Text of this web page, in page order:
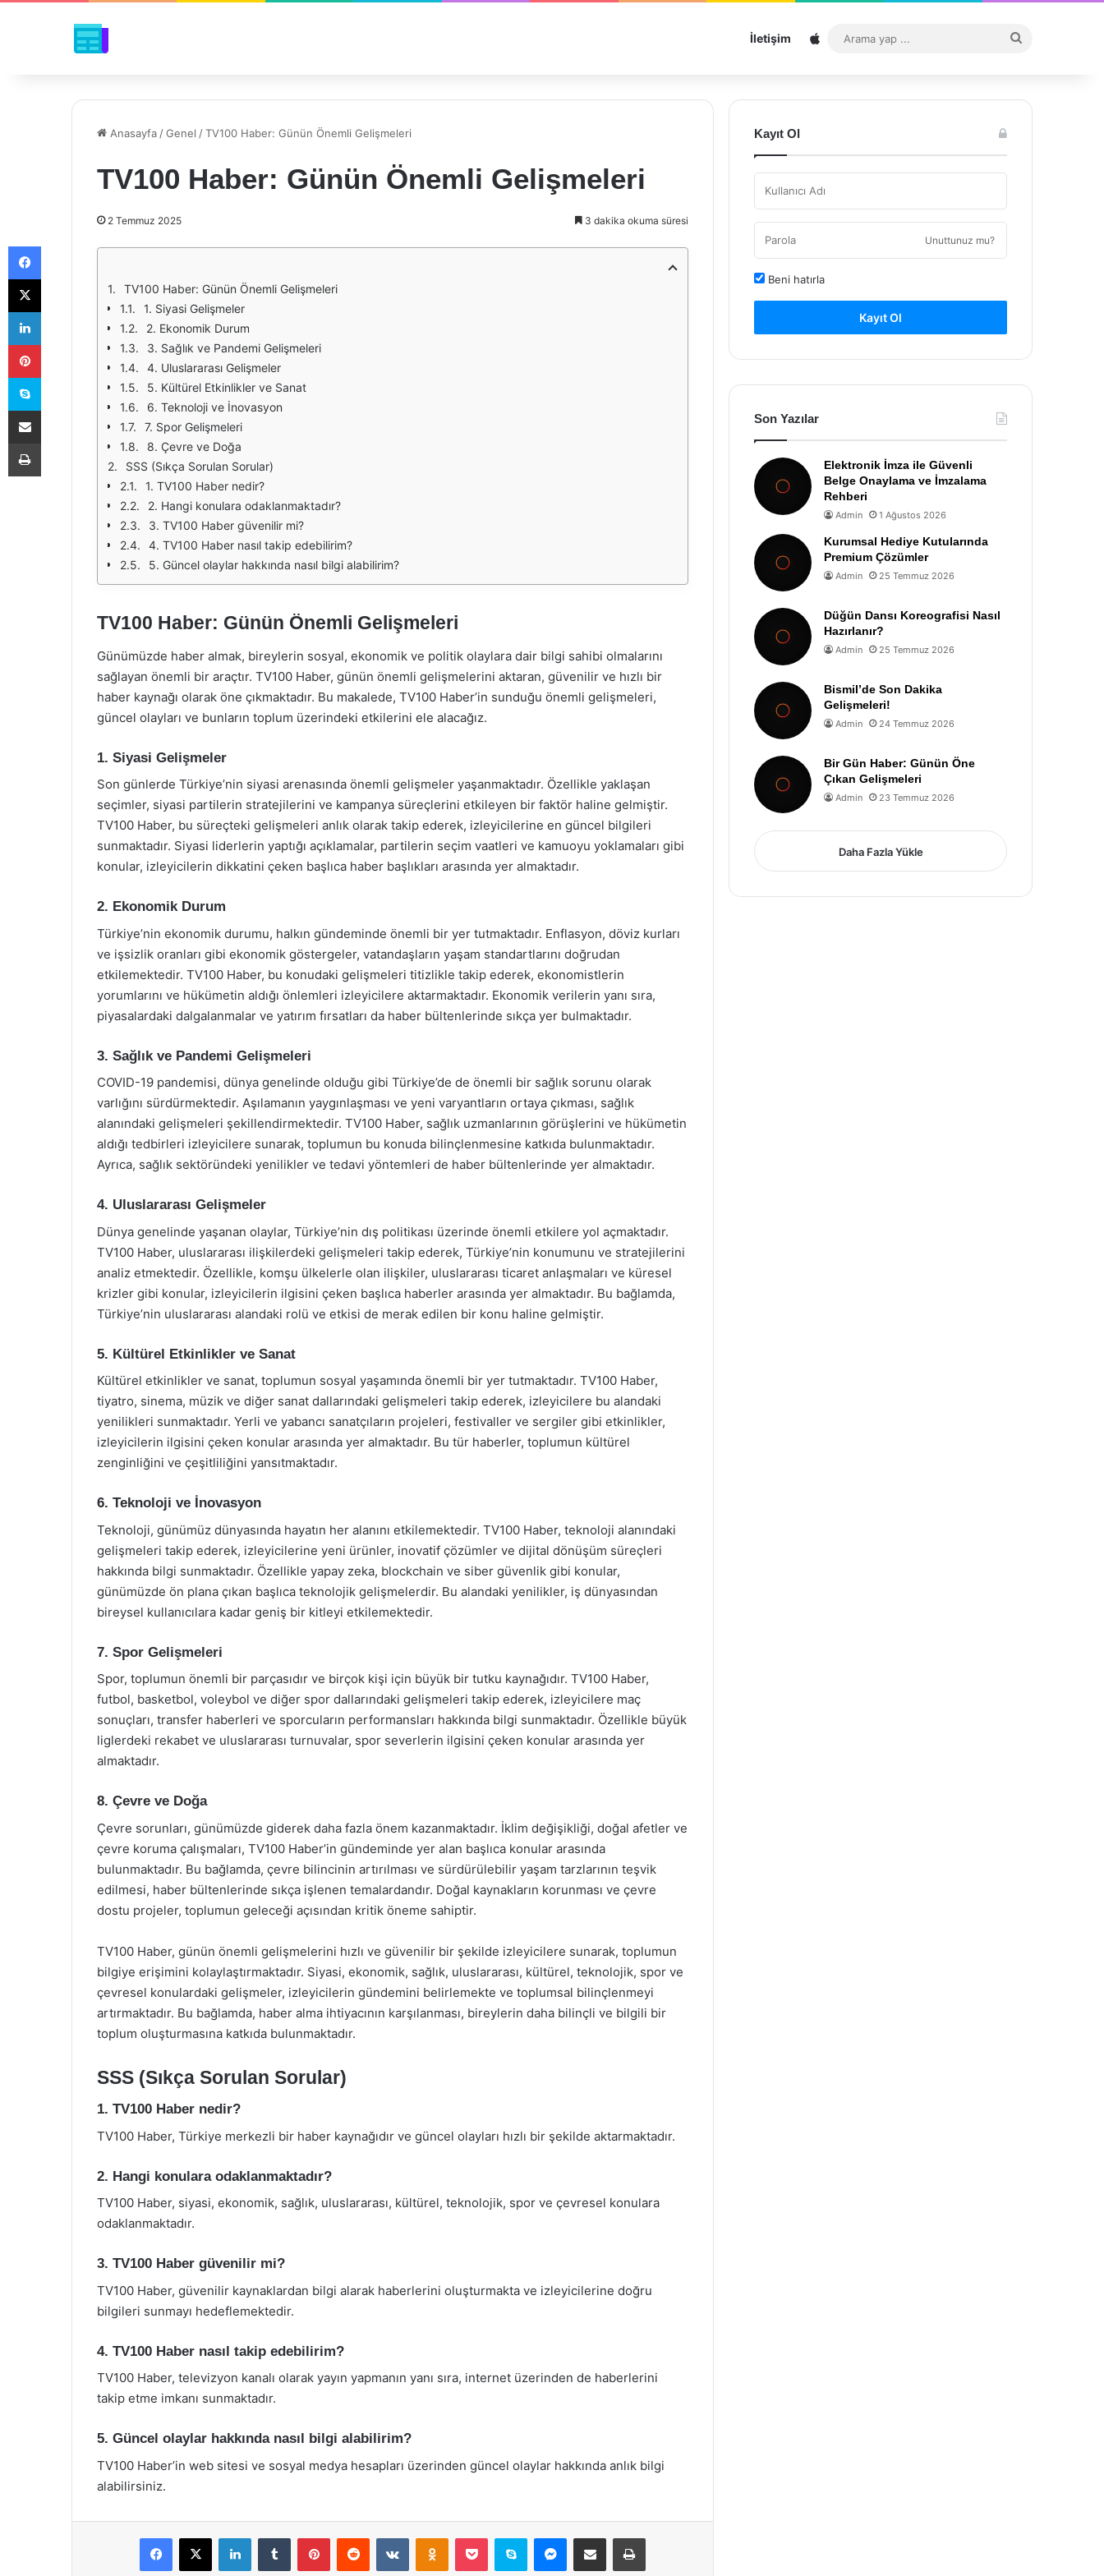
İletişim Sitemap
...
Anasayfa /Genel /TV100 Haber: Günün Önemli Gelişmeleri
TV100 Haber: Günün Önemli Gelişmeleri
2 Temmuz 2025 3 dakika okuma süresi
TV100 Haber: Günün Önemli Gelişmeleri
1. Siyasi Gelişmeler
2. Ekonomik Durum
3. Sağlık ve Pandemi Gelişmeleri
4. Uluslararası Gelişmeler
5. Kültürel Etkinlikler ve Sanat
6. Teknoloji ve İnovasyon
7. Spor Gelişmeleri
8. Çevre ve Doğa
SSS (Sıkça Sorulan Sorular)
1. TV100 Haber nedir?
2. Hangi konulara odaklanmaktadır?
3. TV100 Haber güvenilir mi?
4. TV100 Haber nasıl takip edebilirim?
5. Güncel olaylar hakkında nasıl bilgi alabilirim?
TV100 Haber: Günün Önemli Gelişmeleri
Günümüzde haber almak, bireylerin sosyal, ekonomik ve politik olaylara dair bilgi sahibi olmalarını
sağlayan önemli bir araçtır. TV100 Haber, günün önemli gelişmelerini aktaran, güvenilir ve hızlı bir
haber kaynağı olarak öne çıkmaktadır. Bu makalede, TV100 Haber’in sunduğu önemli gelişmeleri,
güncel olayları ve bunların toplum üzerindeki etkilerini ele alacağız.
1. Siyasi Gelişmeler
Son günlerde Türkiye’nin siyasi arenasında önemli gelişmeler yaşanmaktadır. Özellikle yaklaşan
seçimler, siyasi partilerin stratejilerini ve kampanya süreçlerini etkileyen bir faktör haline gelmiştir.
TV100 Haber, bu süreçteki gelişmeleri anlık olarak takip ederek, izleyicilerine en güncel bilgileri
sunmaktadır. Siyasi liderlerin yaptığı açıklamalar, partilerin seçim vaatleri ve kamuoyu yoklamaları gibi
konular, izleyicilerin dikkatini çeken başlıca haber başlıkları arasında yer almaktadır.
2. Ekonomik Durum
Türkiye’nin ekonomik durumu, halkın gündeminde önemli bir yer tutmaktadır. Enflasyon, döviz kurları
ve işsizlik oranları gibi ekonomik göstergeler, vatandaşların yaşam standartlarını doğrudan
etkilemektedir. TV100 Haber, bu konudaki gelişmeleri titizlikle takip ederek, ekonomistlerin
yorumlarını ve hükümetin aldığı önlemleri izleyicilere aktarmaktadır. Ekonomik verilerin yanı sıra,
piyasalardaki dalgalanmalar ve yatırım fırsatları da haber bültenlerinde sıkça yer bulmaktadır.
3. Sağlık ve Pandemi Gelişmeleri
COVID-19 pandemisi, dünya genelinde olduğu gibi Türkiye’de de önemli bir sağlık sorunu olarak
varlığını sürdürmektedir. Aşılamanın yaygınlaşması ve yeni varyantların ortaya çıkması, sağlık
alanındaki gelişmeleri şekillendirmektedir. TV100 Haber, sağlık uzmanlarının görüşlerini ve hükümetin
aldığı tedbirleri izleyicilere sunarak, toplumun bu konuda bilinçlenmesine katkıda bulunmaktadır.
Ayrıca, sağlık sektöründeki yenilikler ve tedavi yöntemleri de haber bültenlerinde yer almaktadır.
4. Uluslararası Gelişmeler
Dünya genelinde yaşanan olaylar, Türkiye’nin dış politikası üzerinde önemli etkilere yol açmaktadır.
TV100 Haber, uluslararası ilişkilerdeki gelişmeleri takip ederek, Türkiye’nin konumunu ve stratejilerini
analiz etmektedir. Özellikle, komşu ülkelerle olan ilişkiler, uluslararası ticaret anlaşmaları ve küresel
krizler gibi konular, izleyicilerin ilgisini çeken başlıca haberler arasında yer almaktadır. Bu bağlamda,
Türkiye’nin uluslararası alandaki rolü ve etkisi de merak edilen bir konu haline gelmiştir.
5. Kültürel Etkinlikler ve Sanat
Kültürel etkinlikler ve sanat, toplumun sosyal yaşamında önemli bir yer tutmaktadır. TV100 Haber,
tiyatro, sinema, müzik ve diğer sanat dallarındaki gelişmeleri takip ederek, izleyicilere bu alandaki
yenilikleri sunmaktadır. Yerli ve yabancı sanatçıların projeleri, festivaller ve sergiler gibi etkinlikler,
izleyicilerin ilgisini çeken konular arasında yer almaktadır. Bu tür haberler, toplumun kültürel
zenginliğini ve çeşitliliğini yansıtmaktadır.
6. Teknoloji ve İnovasyon
Teknoloji, günümüz dünyasında hayatın her alanını etkilemektedir. TV100 Haber, teknoloji alanındaki
gelişmeleri takip ederek, izleyicilerine yeni ürünler, inovatif çözümler ve dijital dönüşüm süreçleri
hakkında bilgi sunmaktadır. Özellikle yapay zeka, blockchain ve siber güvenlik gibi konular,
günümüzde ön plana çıkan başlıca teknolojik gelişmelerdir. Bu alandaki yenilikler, iş dünyasından
bireysel kullanıcılara kadar geniş bir kitleyi etkilemektedir.
7. Spor Gelişmeleri
Spor, toplumun önemli bir parçasıdır ve birçok kişi için büyük bir tutku kaynağıdır. TV100 Haber,
futbol, basketbol, voleybol ve diğer spor dallarındaki gelişmeleri takip ederek, izleyicilere maç
sonuçları, transfer haberleri ve sporcuların performansları hakkında bilgi sunmaktadır. Özellikle büyük
liglerdeki rekabet ve uluslararası turnuvalar, spor severlerin ilgisini çeken konular arasında yer
almaktadır.
8. Çevre ve Doğa
Çevre sorunları, günümüzde giderek daha fazla önem kazanmaktadır. İklim değişikliği, doğal afetler ve
çevre koruma çalışmaları, TV100 Haber’in gündeminde yer alan başlıca konular arasında
bulunmaktadır. Bu bağlamda, çevre bilincinin artırılması ve sürdürülebilir yaşam tarzlarının teşvik
edilmesi, haber bültenlerinde sıkça işlenen temalardandır. Doğal kaynakların korunması ve çevre
dostu projeler, toplumun geleceği açısından kritik öneme sahiptir.
TV100 Haber, günün önemli gelişmelerini hızlı ve güvenilir bir şekilde izleyicilere sunarak, toplumun
bilgiye erişimini kolaylaştırmaktadır. Siyasi, ekonomik, sağlık, uluslararası, kültürel, teknolojik, spor ve
çevresel konulardaki gelişmeler, izleyicilerin gündemini belirlemekte ve toplumsal bilinçlenmeyi
artırmaktadır. Bu bağlamda, haber alma ihtiyacının karşılanması, bireylerin daha bilinçli ve bilgili bir
toplum oluşturmasına katkıda bulunmaktadır.
SSS (Sıkça Sorulan Sorular)
1. TV100 Haber nedir?
TV100 Haber, Türkiye merkezli bir haber kaynağıdır ve güncel olayları hızlı bir şekilde aktarmaktadır.
2. Hangi konulara odaklanmaktadır?
TV100 Haber, siyasi, ekonomik, sağlık, uluslararası, kültürel, teknolojik, spor ve çevresel konulara
odaklanmaktadır.
3. TV100 Haber güvenilir mi?
TV100 Haber, güvenilir kaynaklardan bilgi alarak haberlerini oluşturmakta ve izleyicilerine doğru
bilgileri sunmayı hedeflemektedir.
4. TV100 Haber nasıl takip edebilirim?
TV100 Haber, televizyon kanalı olarak yayın yapmanın yanı sıra, internet üzerinden de haberlerini
takip etme imkanı sunmaktadır.
5. Güncel olaylar hakkında nasıl bilgi alabilirim?
TV100 Haber’in web sitesi ve sosyal medya hesapları üzerinden güncel olaylar hakkında anlık bilgi
alabilirsiniz.
Facebook
X LinkedInTumblr PinterestReddit VKontakteOdnoklassniki
Pocket Skype Messenger
E-Posta ile paylaş Yazdır
Kayıt Ol
Unuttunuz mu?
Beni hatırla
Kayıt Ol
Son Yazılar
Elektronik İmza ile Güvenli
Belge Onaylama ve İmzalama
Rehberi
Admin 1 Ağustos 2026
Kurumsal Hediye Kutularında
Premium Çözümler
Admin 25 Temmuz 2026
Düğün Dansı Koreografisi Nasıl
Hazırlanır?
Admin 25 Temmuz 2026
Bismil’de Son Dakika
Gelişmeleri!
Admin 24 Temmuz 2026
Bir Gün Haber: Günün Öne
Çıkan Gelişmeleri
Admin 23 Temmuz 2026
Daha Fazla Yükle
Facebook
X
LinkedIn
Pinterest
Skype
E-Posta ile paylaş